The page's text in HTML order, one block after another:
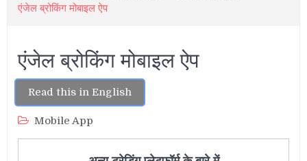
एंजेल ब्रोकिंग मोबाइल ऐप
एंजेल ब्रोकिंग मोबाइल ऐप
Read this in English
Mobile App